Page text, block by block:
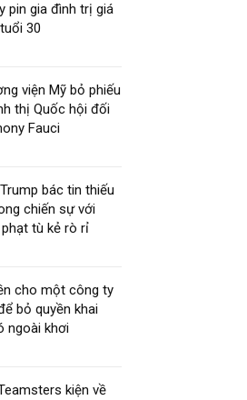
pin gia đình trị giá
30
viện Mỹ bỏ phiếu
thị Quốc hội đối
Fauci
bác tin thiếu
chiến sự với
tù kẻ rò rỉ
cho một công ty
bỏ quyền khai
ngoài khơi
kiện về